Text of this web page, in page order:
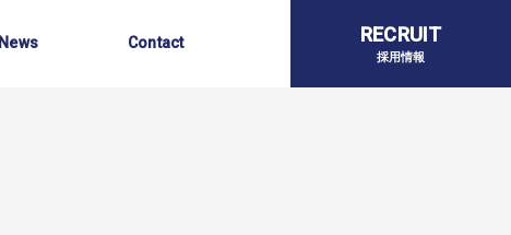
News
Contact
RECRUIT
採用情報